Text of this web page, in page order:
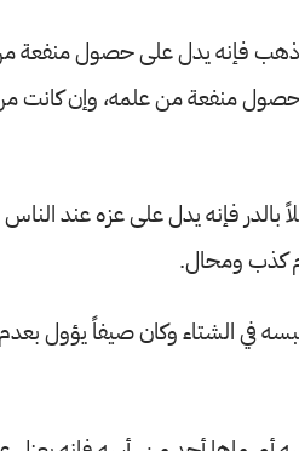
فإنه يدل على حصول منفعة
منفعة من علمه، وإن كانت
بالدر فإنه يدل على عزه عند
كذب ومحال.
في الشتاء وكان صيفاً يؤول